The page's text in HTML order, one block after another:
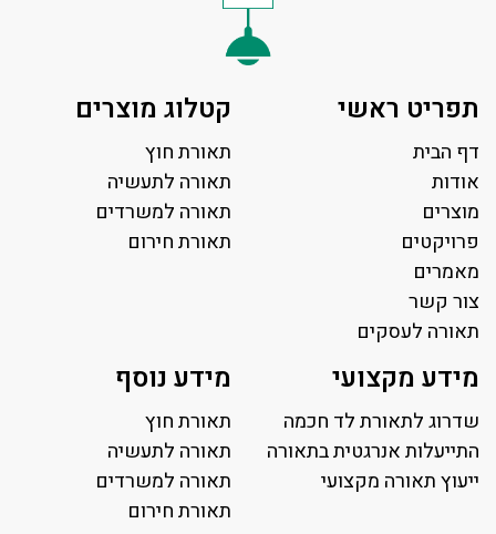
תפריט ראשי
דף הבית
אודות
מוצרים
פרויקטים
מאמרים
צור קשר
תאורה לעסקים
פאנל לד
פרופיל תאורה
תאורה לאולמות ספורט
תאורה למגרשי טניס
קטלוג מוצרים
תאורת חוץ
תאורה לתעשיה
תאורה למשרדים
תאורת חירום
מידע מקצועי
שדרוג לתאורת לד חכמה
התייעלות אנרגטית בתאורה
ייעוץ תאורה מקצועי
מידע נוסף
תאורת חוץ
תאורה לתעשיה
תאורה למשרדים
תאורת חירום